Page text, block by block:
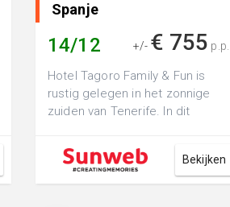
Spanje
14/12 +/- € 755 p.p.
Hotel Tagoro Family & Fun is
rustig gelegen in het zonnige
zuiden van Tenerife. In dit
wi...
Bekijken